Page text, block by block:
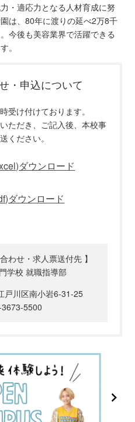
・適応力となる人材育成に努
は、80年に渡りの延べ2万8千
今後も美容業界で活躍できる
。
・申込について
受け付けております。
ただき、ご記入後、本校事
ください。
ダウンロード
ダウンロード
わせ・求人票送付先 】
学校 就職指導部
戸川区南小岩6-31-25
5500